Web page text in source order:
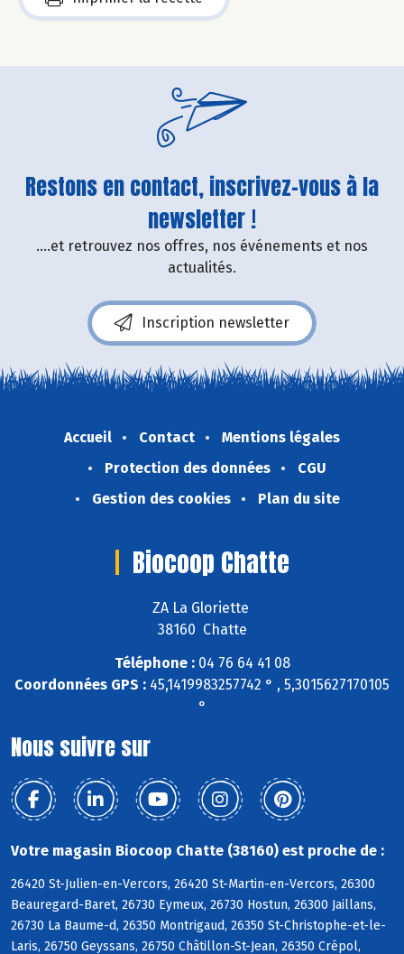
Restons en contact, inscrivez-vous à la
newsletter !
....et retrouvez nos offres, nos événements et nos
actualités.
Inscription newsletter
Accueil Contact
Mentions légales
Protection des données
CGU
Gestion des cookies
Plan du site
Biocoop Chatte
ZA La Gloriette
38160 Chatte
Téléphone :04 76 64 41 08
Coordonnées GPS : 45,1419983257742 ° , 5,3015627170105
°
Nous suivre sur
Votre magasin Biocoop Chatte (38160) est proche de :
26420 St-Julien-en-Vercors, 26420 St-Martin-en-Vercors, 26300
Beauregard-Baret, 26730 Eymeux, 26730 Hostun, 26300 Jaillans,
26730 La Baume-d, 26350 Montrigaud, 26350 St-Christophe-et-le-
Laris, 26750 Geyssans, 26750 Châtillon-St-Jean, 26350 Crépol,